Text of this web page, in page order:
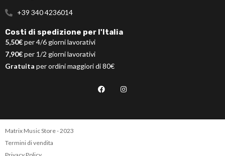
+39 340 4236014
Costi di spedizione per l'Italia
5,50€per 4/6 giorni lavorativi
7,90€per 1/2 giorni lavorativi
Gratuita per ordini maggiori di 80€
Matrix Music Store - 2023
Termini di vendita